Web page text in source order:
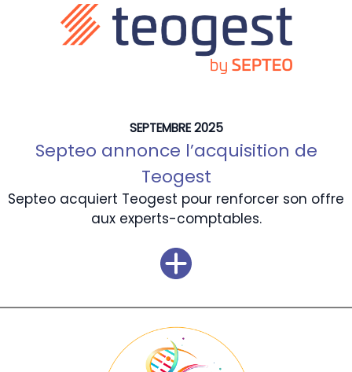
SEPTEMBRE 2025
Septeo annonce l’acquisition de
Teogest
Septeo acquiert Teogest pour renforcer son offre
aux experts-comptables.